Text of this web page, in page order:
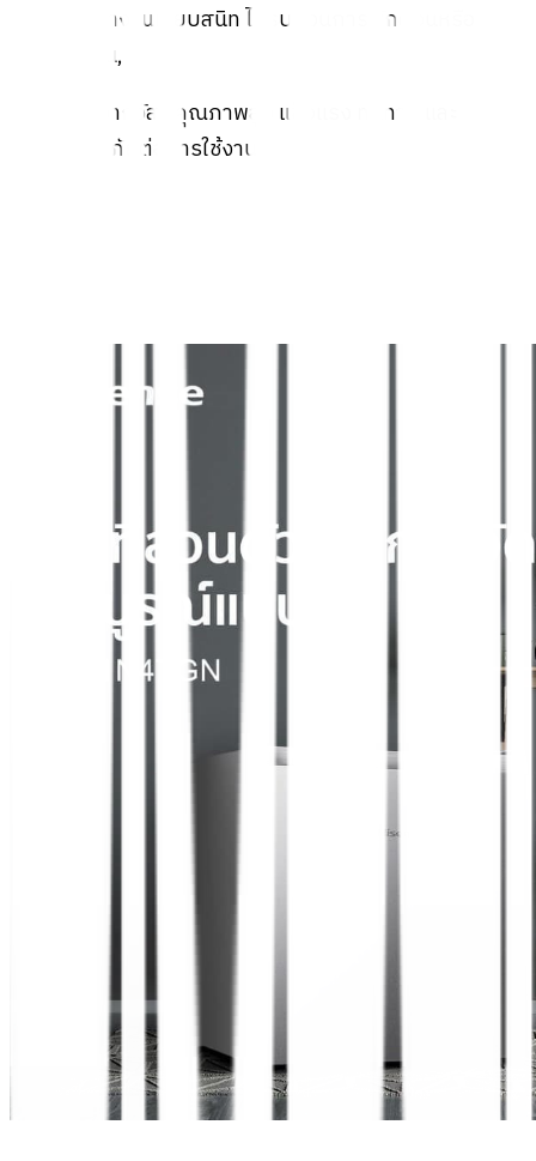
การทำงานเงียบสนิท ไม่รบกวนการพักผ่อนหรือ
ทำงาน,
ผลิตจากวัสดุคุณภาพสูง แข็งแรง ทนทาน และ
ปลอดภัยต่อการใช้งาน